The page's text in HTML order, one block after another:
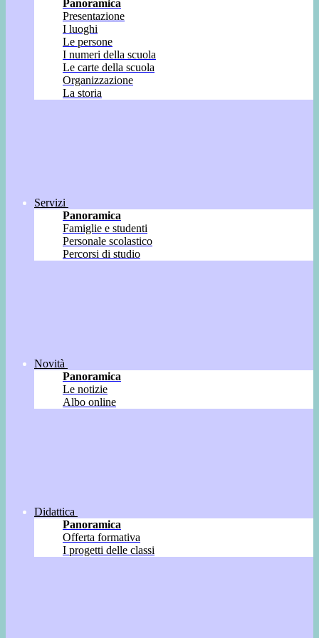
Panoramica
Presentazione
I luoghi
Le persone
I numeri della scuola
Le carte della scuola
Organizzazione
La storia
Servizi
Panoramica
Famiglie e studenti
Personale scolastico
Percorsi di studio
Novità
Panoramica
Le notizie
Albo online
Didattica
Panoramica
Offerta formativa
I progetti delle classi